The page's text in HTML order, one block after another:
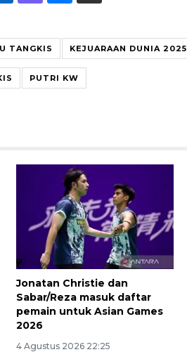
TANGKIS KEJUARAAN DUNIA 2025
PUTRI KW
Jonatan Christie dan
Sabar/Reza masuk daftar
pemain untuk Asian Games
2026
4 Agustus 2026 22:25